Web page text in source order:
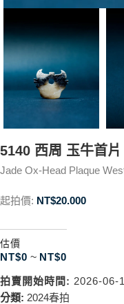
5140 西周 玉牛首片
Jade Ox-Head Plaque
起拍價: NT$20.000
估價
NT$0 ~ NT$0
拍賣開始時間: 2026-06-
分類: 2024春拍